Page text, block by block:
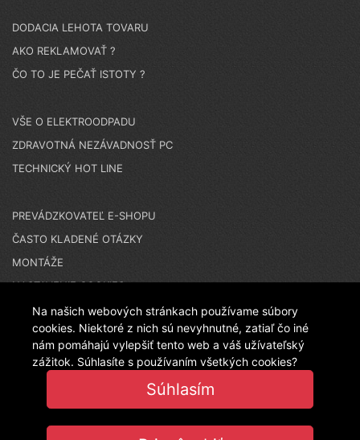
Na našich webových stránkach používame súbory
cookies. Niektoré z nich sú nevyhnutné, zatiaľ čo iné
nám pomáhajú vylepšiť tento web a váš užívateľský
zážitok. Súhlasíte s používaním všetkých cookies?
Súhlasím
DODACIA LEHOTA TOVARU
AKO REKLAMOVAŤ ?
ČO TO JE PEČAŤ ISTOTY ?
VŠE O ELEKTROODPADU
ZDRAVOTNÁ NEZÁVADNOSŤ PC
TECHNICKÝ HOT LINE
PREVÁDZKOVATEĽ E-SHOPU
ČASTO KLADENÉ OTÁZKY
MONTÁŽE
NASTAVENIE COOKIES
N A K U P U J E T E N A Č E S K O M E S H O P E - T E N
T O E S H O P P R E V Á D Z K U J E L A N I T P L A S T